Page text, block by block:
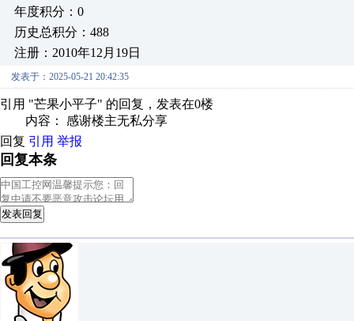
年度积分：0
历史总积分：488
注册：2010年12月19日
发表于：2025-05-21 20:42:35
引用 "芒果小平子" 的回复，发表在0楼
内容： 感谢楼主无私分享
回复 引用 举报
回复本条
发表回复